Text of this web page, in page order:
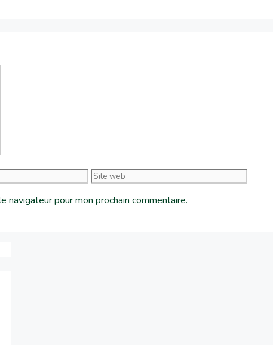
navigateur pour mon prochain commentaire.